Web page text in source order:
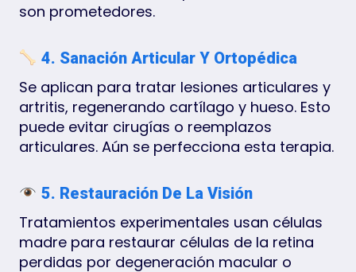
son prometedores.
4. Sanación Articular Y Ortopédica
Se aplican para tratar lesiones articulares y
artritis, regenerando cartílago y hueso. Esto
puede evitar cirugías o reemplazos
articulares. Aún se perfecciona esta terapia.
5. Restauración De La Visión
Tratamientos experimentales usan células
madre para restaurar células de la retina
perdidas por degeneración macular o